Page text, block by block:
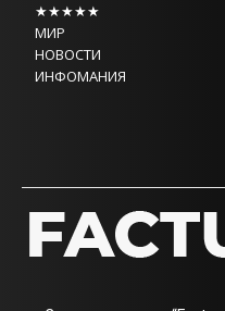
★★★★★
МИР
НОВОСТИ
ИНФОМАНИЯ